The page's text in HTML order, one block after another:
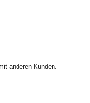
anderen Kunden.